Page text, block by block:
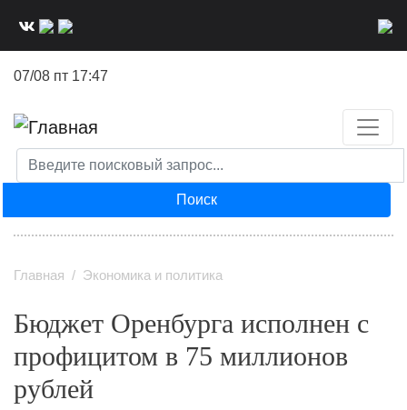
07/08 пт 17:47
Поиск
Главная Экономика и политика
Бюджет Оренбурга исполнен с
профицитом в 75 миллионов
рублей